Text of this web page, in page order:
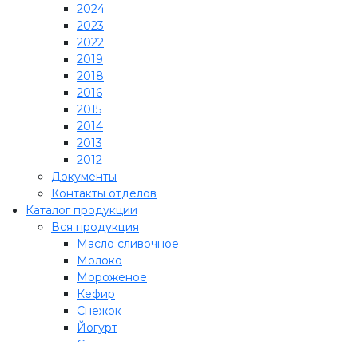
2024
2023
2022
2019
2018
2016
2015
2014
2013
2012
Документы
Контакты отделов
Каталог продукции
Вся продукция
Масло сливочное
Молоко
Мороженое
Кефир
Снежок
Йогурт